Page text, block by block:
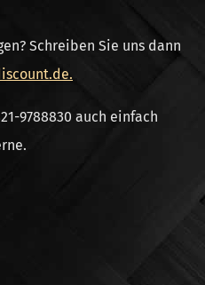
Schreiben Sie uns dann
9788830 auch einfach